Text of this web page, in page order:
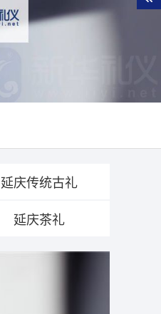
延庆传统古礼
延庆茶礼